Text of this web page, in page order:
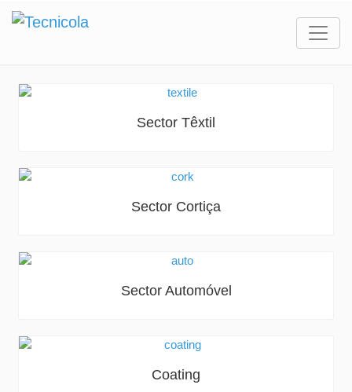
Sector Têxtil
Sector Cortiça
Sector Automóvel
Coating